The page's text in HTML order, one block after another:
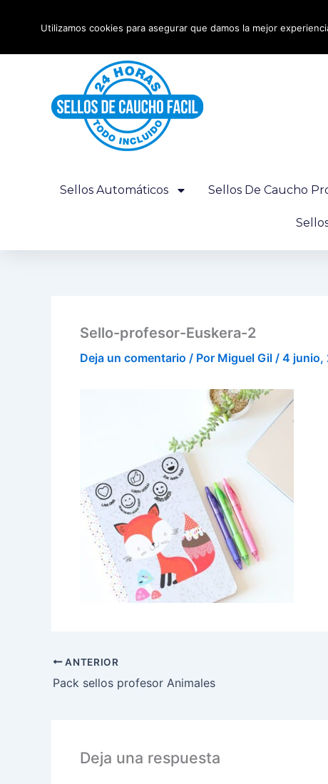
Sellos Automáticos Sellos De Caucho
Sello-profesor-Euskera-2
Deja un comentario / Por Miguel Gil / 4 junio,
ANTERIOR
Pack sellos profesor Animales
Deja una respuesta
Utilizamos cookies para asegurar que damos la mejor